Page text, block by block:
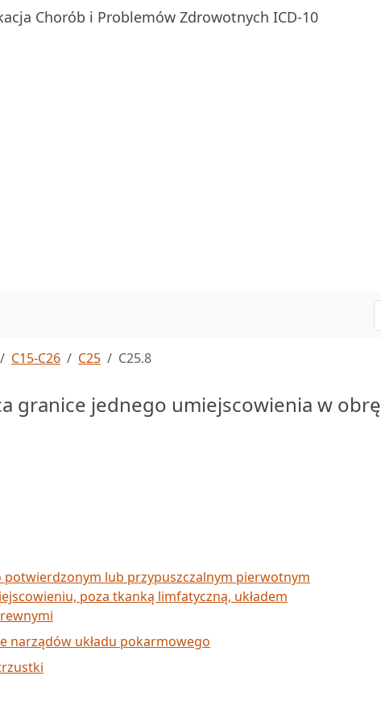
Chorób i Problemów Zdrowotnych ICD-10
C15-C26 C25 C25.8
granice jednego umiejscowienia w
potwierdzonym lub przypuszczalnym pierwotnym
poza tkanką limfatyczną, układem
narządów układu pokarmowego